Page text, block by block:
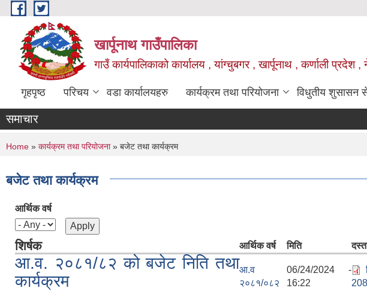
Skip to main content
खार्पूनाथ गाउँपालिका
गाउँ कार्यपालिकाको कार्यालय , यांग्चुबगर , खार्पूनाथ , कर्णाली प्रदेश ,
गृहपृष्ठ परिचय वडा कार्यालयहरु कार्यक्रम तथा परियोजना विधुतीय शुसासन
समाचार
You are here
Home » कार्यक्रम तथा परियोजना» बजेट तथा कार्यक्रम
बजेट तथा कार्यक्रम
आर्थिक वर्ष
शिर्षक आर्थिक वर्ष मिति
आ.व. २०८१/८२ को बजेट निति तथा
कार्यक्रम
आ.व
२०८१/०८२
06/24/2024 -
16:22